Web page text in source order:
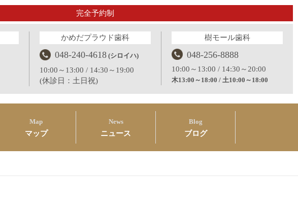
完全予約制
かめだプラウド歯科
048-240-4618 (シロイハ)
10:00～13:00 / 14:30～19:00
(休診日：土日祝)
樹モール歯科
048-256-8888
10:00～13:00 / 14:30～20:00
木13:00～18:00 / 土10:00～18:00
Map
マップ
News
ニュース
Blog
ブログ